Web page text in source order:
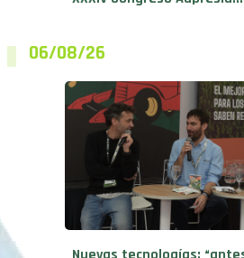
Nuevas tecnologías:
herramientas, primero